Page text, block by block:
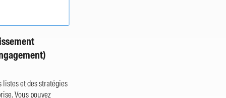
listes et des stratégies
Vous pouvez